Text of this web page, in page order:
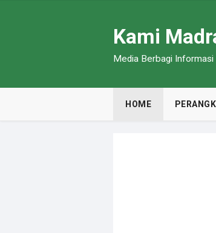
Kami
Media Berbagi Informasi
HOME